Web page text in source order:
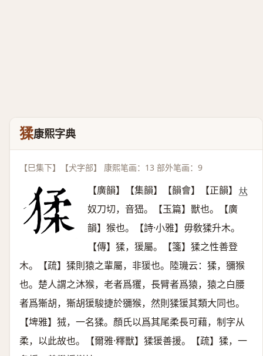
猱康熙字典
【巳集下】【犬字部】 康熙笔画：13 部外笔画：9
【廣韻】【集韻】【韻會】【正韻】 𠀤
奴刀切，音峱。【玉篇】獸也。【廣
韻】猴也。【詩·小雅】毋敎猱升木。
【傳】猱，猨屬。【箋】猱之性善登
木。【疏】猱則猿之輩屬，非猨也。陸璣云：猱，獼猴
也。楚人謂之沐猴，老者爲玃，長臂者爲猿，猿之白腰
者爲獑胡，獑胡猨駿捷於獼猴，然則猱猨其類大同也。
【埤雅】狨，一名猱。顏氏以爲其尾柔長可藉，制字从
柔，以此故也。【爾雅·釋獸】猱猨善援。【疏】猱，一